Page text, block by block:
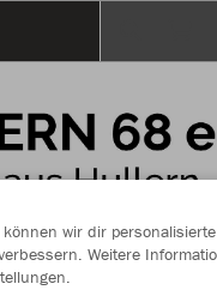
wir dir personalisierte
Weitere